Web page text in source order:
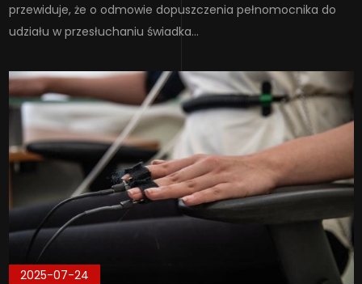
przewiduje, że o odmowie dopuszczenia pełnomocnika do
udziału w przesłuchaniu świadka…
2025-07-24